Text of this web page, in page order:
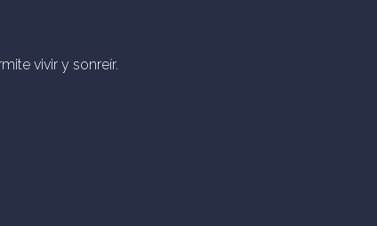
vivir y sonreír.